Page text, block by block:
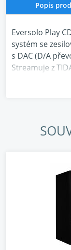
Popis
Eversolo Play
systém se
s DAC (D/A
Streamuje z
PHONO, USB
Hudební
Série Play je
TIDAL, Qobuz,
Presto Music,
dalšími
vysoce